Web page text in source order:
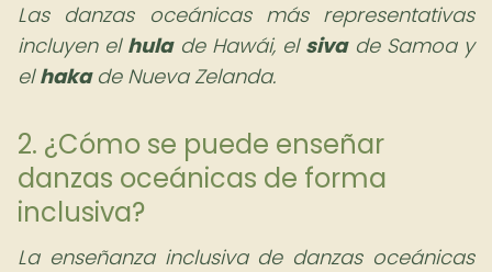
Las danzas oceánicas más representativas
incluyen el hulade Hawái, el sivade Samoa y
elhakade Nueva Zelanda.
2. ¿Cómo se puede enseñar
danzas oceánicas de forma
inclusiva?
La enseñanza inclusiva de danzas oceánicas